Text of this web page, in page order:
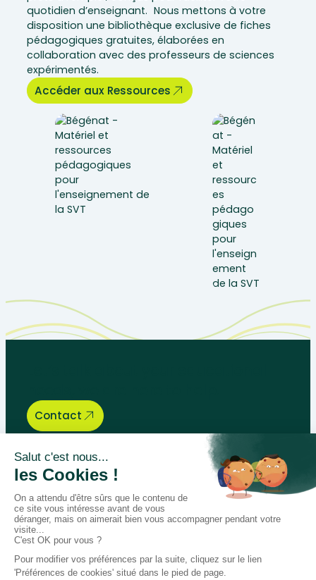
quotidien d’enseignant. Nous mettons à votre
disposition une bibliothèque exclusive de fiches
pédagogiques gratuites, élaborées en
collaboration avec des professeurs de sciences
expérimentés.
Accéder aux Ressources
Contact
Bégénat
Level of education
News
Return policy
100% secure payment